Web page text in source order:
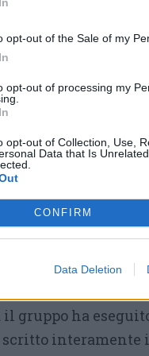
opt-out of the Sale of my
opt-out of processing my
opt-out of Collection, Use,
Data that Is
CONFIRM
Data Deletion
nascita dei brani
del racconto
hanno
registrazione
di sperimentare,
con libertà,
folk e
gruppo ha
interamente